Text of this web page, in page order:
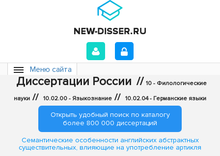
Меню сайта
Диссертации России // 10 - Филологические
науки // 10.02.00 - Языкознание // 10.02.04 - Германские языки
Открыть удобный поиск по каталогу
более 800 000 диссертаций
Семантические особенности английских абстрактных
существительных, влияющие на употребление артикля